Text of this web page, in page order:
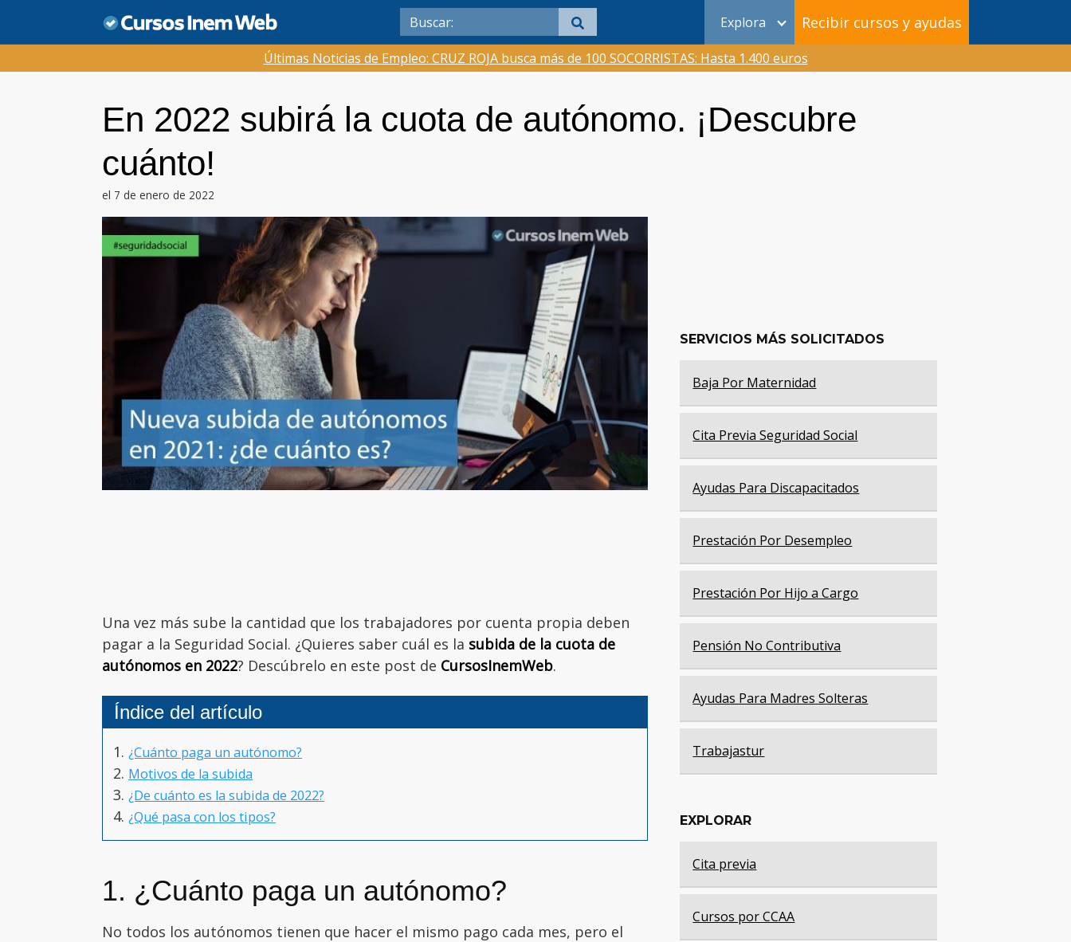
contenido
Explora Recibir cursos y ayudas
Últimas Noticias de Empleo: CRUZ ROJA busca más de 100 SOCORRISTAS: Hasta 1.400 euros
En 2022 subirá la cuota de autónomo. ¡Descubre
cuánto!
el 7 de enero de 2022
Una vez más sube la cantidad que los trabajadores por cuenta propia deben
pagar a la Seguridad Social. ¿Quieres saber cuál es la subida de la cuota de
autónomos en 2022? Descúbrelo en este post de CursosInemWeb.
Índice del artículo
¿Cuánto paga un autónomo?
Motivos de la subida
¿De cuánto es la subida de 2022?
¿Qué pasa con los tipos?
1. ¿Cuánto paga un autónomo?
No todos los autónomos tienen que hacer el mismo pago cada mes, pero el
SERVICIOS MÁS SOLICITADOS
Baja Por Maternidad
Cita Previa Seguridad Social
Ayudas Para Discapacitados
Prestación Por Desempleo
Prestación Por Hijo a Cargo
Pensión No Contributiva
Ayudas Para Madres Solteras
Trabajastur
EXPLORAR
Cita previa
Cursos por CCAA